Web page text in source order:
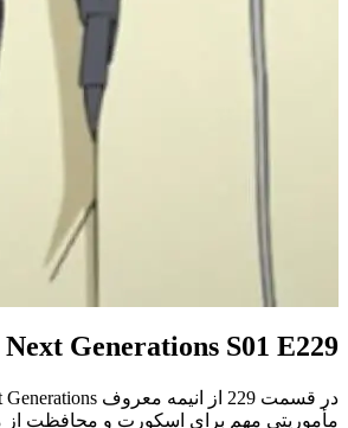
Generations S01 E229
مأموریتی مهم برای اسکورت و محافظت از